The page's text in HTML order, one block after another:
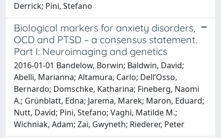
Derrick; Pini, Stefano
Biological markers for anxiety disorders,
OCD and PTSD – a consensus statement.
Part I: Neuroimaging and genetics
2016-01-01 Bandelow, Borwin; Baldwin, David;
Abelli, Marianna; Altamura, Carlo; Dell’Osso,
Bernardo; Domschke, Katharina; Fineberg, Naomi
A.; Grünblatt, Edna; Jarema, Marek; Maron, Eduard;
Nutt, David; Pini, Stefano; Vaghi, Matilde M.;
Wichniak, Adam; Zai, Gwyneth; Riederer, Peter